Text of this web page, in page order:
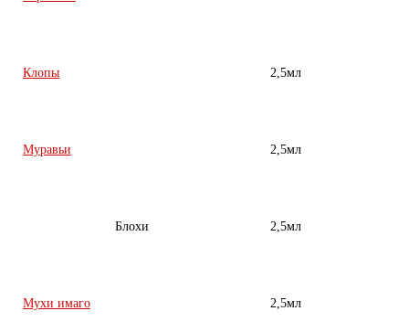
Клопы 2,5мл
Муравьи 2,5мл
Блохи 2,5мл
Мухи имаго 2,5мл